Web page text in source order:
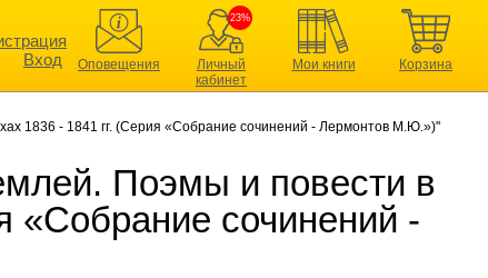
Вход
Оповещения
23%
Личный
кабинет
Мои книги Корзина
1836 - 1841 гг. (Серия «Собрание сочинений - Лермонтов М.Ю.»)"
Поэмы и повести в
«Собрание сочинений -